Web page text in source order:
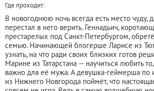
Где проходит:
В новогоднюю ночь всегда есть место чуду,
перестал в него верить. Геннадьич,
престарелых под Санкт-Петербургом,
семью. Начинающей блогерше Ларисе из
узнать, на что ради своих близких готов
Марине из Татарстана — научиться любить
важно для её мужа. А девушка-геймерша по
из Нижнего Новгорода поймёт, что